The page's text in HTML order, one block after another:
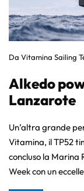
Da Vitamina Sailing
Alkedo
Lanzarote
Un’altra grande
Vitamina, il TP52
concluso la Marina
Week con un